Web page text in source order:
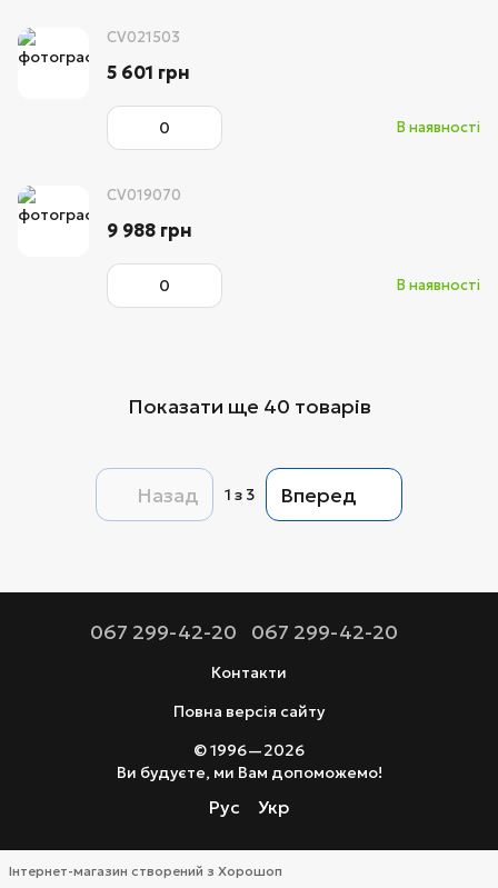
CV021503
В наявності
5 601 грн
CV019070
В наявності
9 988 грн
Показати ще 40 товарів
Назад 1 з 3 Вперед
067 299-42-20 067 299-42-20
Контакти
Повна версія сайту
© 1996—2026
Ви будуєте, ми Вам допоможемо!
Рус Укр
Інтернет-магазин створений з Хорошоп